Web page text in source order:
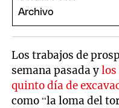
Los trabajos de
semana pasada ylos
quinto día de
como “la loma del